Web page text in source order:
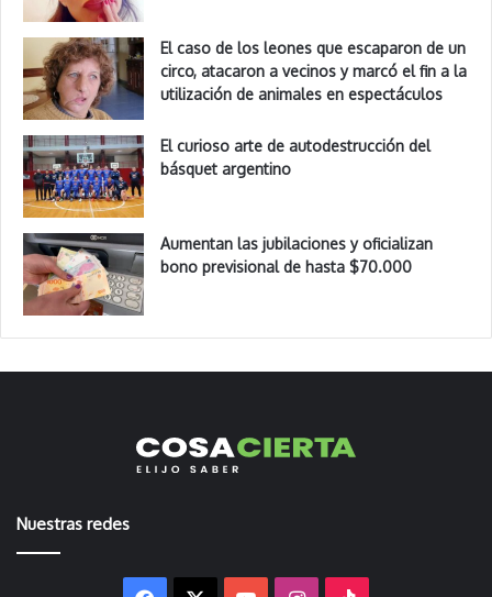
El caso de los leones que escaparon de un
circo, atacaron a vecinos y marcó el fin a la
utilización de animales en espectáculos
El curioso arte de autodestrucción del
básquet argentino
Aumentan las jubilaciones y oficializan
bono previsional de hasta $70.000
Nuestras redes